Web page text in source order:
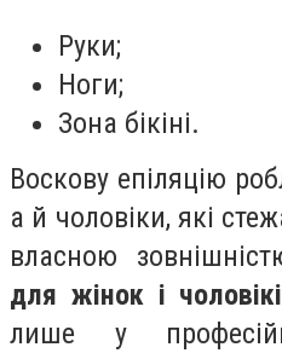
Руки;
Ноги;
Зона бікіні.
Воскову епіляцію
а й чоловіки, які
власною
для жінок і
лише у